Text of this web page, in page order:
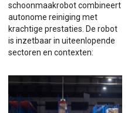
schoonmaakrobot combineert
autonome reiniging met
krachtige prestaties. De robot
is inzetbaar in uiteenlopende
sectoren en contexten: